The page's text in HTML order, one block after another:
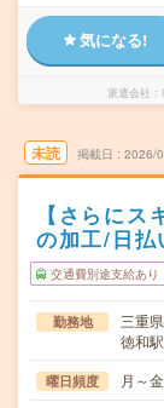
気になる!
派遣会社
未読 掲載日 2026/
【さらに
の加工/日払
交通費別途支給あり
勤務地
三重
徳和
曜日頻度 月～金